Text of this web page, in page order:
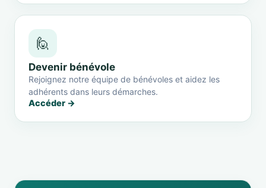
🙋
Devenir bénévole
Rejoignez notre équipe de bénévoles et aidez les
adhérents dans leurs démarches.
Accéder →